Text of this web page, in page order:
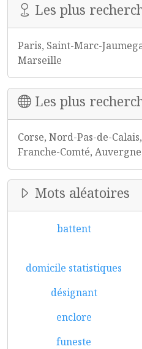
Les plus
Paris, Saint-Marc-
Marseille
Les plus
Corse, Nord-Pas-de-
Franche-Comté, Auvergne
Mots aléatoires
battent
domicile statistiques
désignant
enclore
funeste